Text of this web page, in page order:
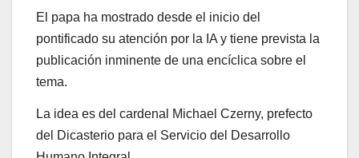
El papa ha mostrado desde el inicio del
pontificado su atención por la IA y tiene prevista la
publicación inminente de una encíclica sobre el
tema.
La idea es del cardenal Michael Czerny, prefecto
del Dicasterio para el Servicio del Desarrollo